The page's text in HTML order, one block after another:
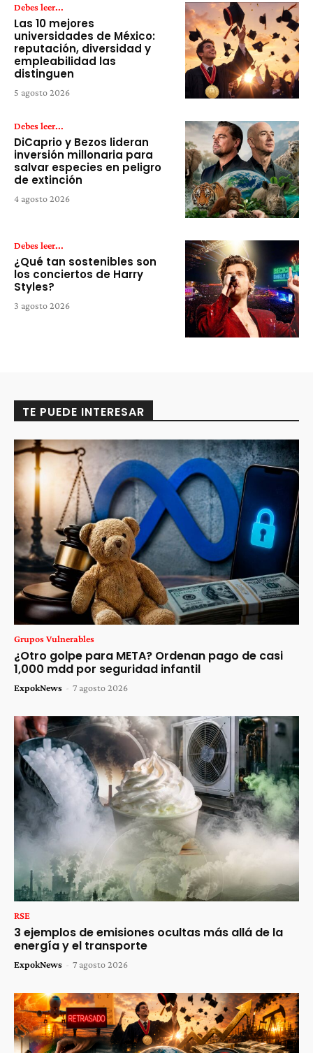
Debes leer...
Las 10 mejores
universidades de México:
reputación, diversidad y
empleabilidad las
distinguen
5 agosto 2026
Debes leer...
DiCaprio y Bezos lideran
inversión millonaria para
salvar especies en peligro
de extinción
4 agosto 2026
Debes leer...
¿Qué tan sostenibles son
los conciertos de Harry
Styles?
3 agosto 2026
TE PUEDE INTERESAR
Grupos Vulnerables
¿Otro golpe para META? Ordenan pago de casi
1,000 mdd por seguridad infantil
ExpokNews - 7 agosto 2026
RSE
3 ejemplos de emisiones ocultas más allá de la
energía y el transporte
ExpokNews - 7 agosto 2026